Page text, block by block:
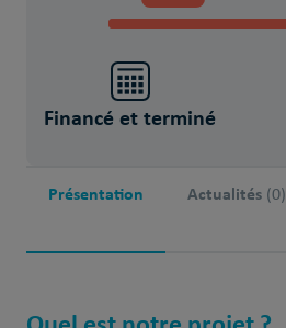
Financé et terminé
Présentation Actualités (0)